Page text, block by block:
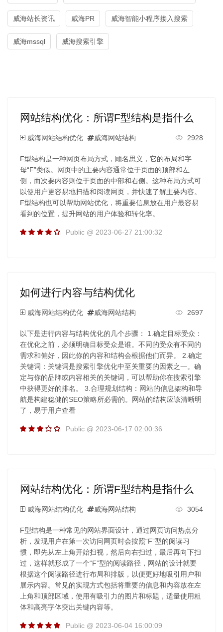
威海站长资讯 威海PR 威海智能小程序接入搜索
威海mssql 威海搜索引擎
网站结构优化：所谓F型结构是指什么
威海网站结构优化 威海网站结构 2928
F型结构是一种网页布局方式，顾名思义，它的布局和字
母“F”类似。网页中的主要内容通常位于页面的顶部和左
侧，而次要内容则位于页面的中部和右侧。这种布局方式可
以使用户更容易地扫描和阅读网页，并快速了解主要内容。
F型结构也可以帮助网站优化，将重要信息放在用户最容易
看到的位置，提升网站的用户体验和转化率。
Public @ 2023-06-27 21:00:32
如何进行内容与结构优化
威海网站结构优化 威海网站结构 2697
以下是进行内容与结构优化的几个步骤： 1.确定目标受众：
在优化之前，必须明确目标受众是谁。不同的受众有不同的
需求和偏好，因此你的内容和结构会根据他们而异。 2.确定
关键词：关键词是搜索引擎优化中至关重要的因素之一。确
定与你的品牌或内容相关的关键词，可以帮助你在搜索引擎
中获得更好的排名。 3.合理规划结构：网站的信息架构和导
航是构建稳健的SEO策略所必需的。网站的结构应该清晰明
了，易于用户查看
Public @ 2023-06-17 02:00:36
网站结构优化：所谓F型结构是指什么
威海网站结构优化 威海网站结构 3054
F型结构是一种常见的网站界面设计，通过网页访问热点分
析，发现用户在第一次访问网页时会按照“F”型的阅读习
惯，即先从左上角开始扫视，然后向右扫过，最后再向下扫
过，这样就形成了一个“F”型的阅读路径，网站的设计就要
根据这个阅读路径进行布局和排版，以便更好地吸引用户和
展示内容。常见的实现方式包括将重要的信息和内容放在左
上角和顶部区域，使用有吸引力的图片和标题，适量使用粗
体和高亮字体突出关键内容等。
Public @ 2023-06-04 16:00:09